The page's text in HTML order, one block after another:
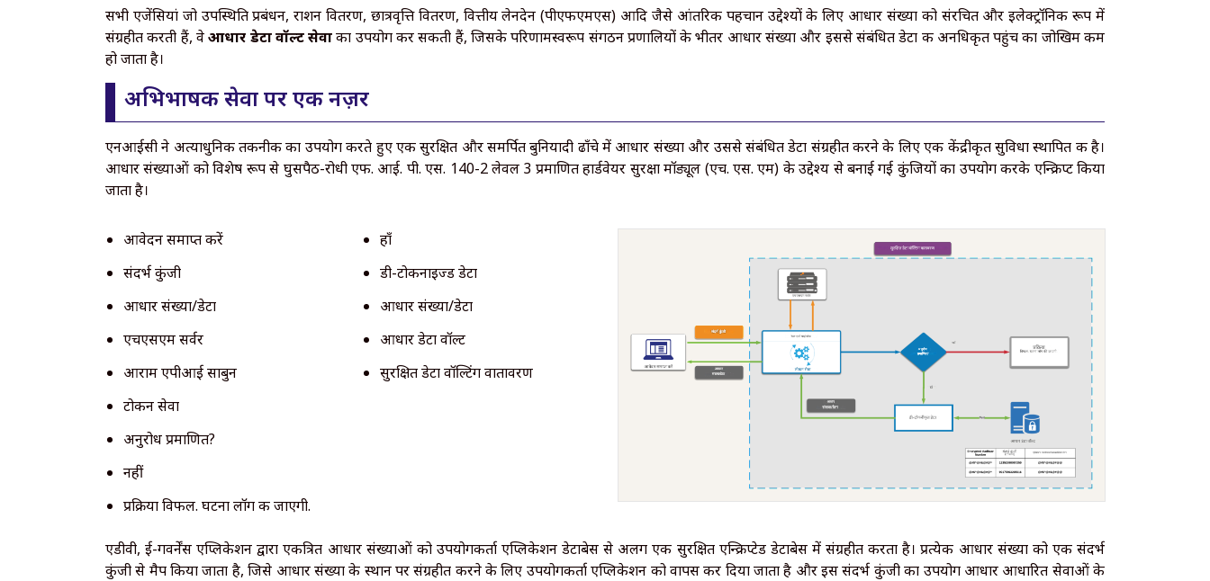
सभी एजेंसियां ​​जो उपस्थिति प्रबंधन, राशन वितरण, छात्रवृत्ति वितरण, वित्तीय लेनदेन (पीएफएमएस) आदि जैसे आंतरिक पहचान उद्देश्यों के लिए आधार संख्या को संरचित और इलेक्ट्रॉनिक रूप में
संग्रहीत करती हैं, वेआधार डेटा वॉल्ट सेवाका उपयोग कर सकती हैं, जिसके परिणामस्वरूप संगठन प्रणालियों के भीतर आधार संख्या और इससे संबंधित डेटा की अनधिकृत पहुंच का जोखिम कम
हो जाता है।
अभिभाषक सेवा पर एक नज़र
एनआईसी ने अत्याधुनिक तकनीक का उपयोग करते हुए एक सुरक्षित और समर्पित बुनियादी ढाँचे में आधार संख्या और उससे संबंधित डेटा संग्रहीत करने के लिए एक केंद्रीकृत सुविधा स्थापित की है।
आधार संख्याओं को विशेष रूप से घुसपैठ-रोधी एफ. आई. पी. एस. 140-2 लेवल 3 प्रमाणित हार्डवेयर सुरक्षा मॉड्यूल (एच. एस. एम) के उद्देश्य से बनाई गई कुंजियों का उपयोग करके एन्क्रिप्ट किया
जाता है।
आवेदन समाप्त करें
संदर्भ कुंजी
आधार संख्या/डेटा
एचएसएम सर्वर
आराम एपीआई साबुन
टोकन सेवा
अनुरोध प्रमाणित?
नहीं
प्रक्रिया विफल. घटना लॉग की जाएगी.
हाँ
डी-टोकनाइज्ड डेटा
आधार संख्या/डेटा
आधार डेटा वॉल्ट
सुरक्षित डेटा वॉल्टिंग वातावरण
एडीवी, ई-गवर्नेंस एप्लिकेशन द्वारा एकत्रित आधार संख्याओं को उपयोगकर्ता एप्लिकेशन डेटाबेस से अलग एक सुरक्षित एन्क्रिप्टेड डेटाबेस में संग्रहीत करता है। प्रत्येक आधार संख्या को एक संदर्भ
कुंजी से मैप किया जाता है, जिसे आधार संख्या के स्थान पर संग्रहीत करने के लिए उपयोगकर्ता एप्लिकेशन को वापस कर दिया जाता है और इस संदर्भ कुंजी का उपयोग आधार आधारित सेवाओं के